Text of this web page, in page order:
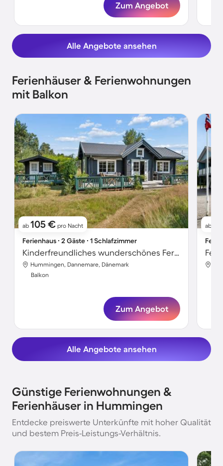
Zum Angebot
Alle Angebote ansehen
Ferienhäuser & Ferienwohnungen
mit Balkon
ab 105 € pro Nacht
Ferienhaus ∙ 2 Gäste ∙ 1 Schlafzimmer
Kinderfreundliches wunderschönes Ferienhaus mit Garten, Grill und Terrasse
Hummingen, Dannemare, Dänemark
Balkon
Zum Angebot
ab
Alle Angebote ansehen
Günstige Ferienwohnungen &
Ferienhäuser in Hummingen
Entdecke preiswerte Unterkünfte mit hoher Qualität
und bestem Preis-Leistungs-Verhältnis.